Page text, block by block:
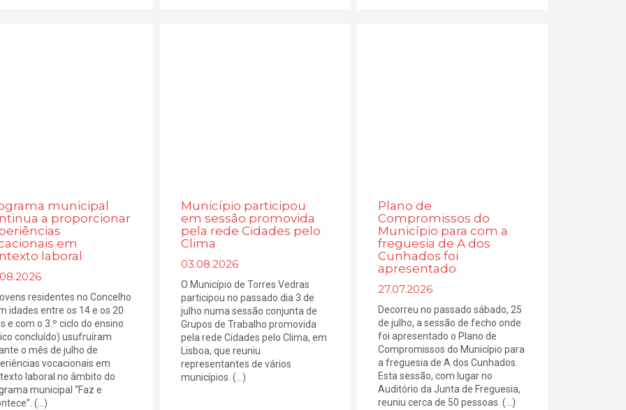
municipal
a proporcionar
em
laboral
residentes no Concelho
idades entre os 14 e os 20
e com o 3.º ciclo do ensino
concluído) usufruíram
o mês de julho de
vocacionais em
laboral no âmbito do
municipal “Faz e
(...)
Município participou
em sessão promovida
pela rede Cidades pelo
Clima
03.08.2026
O Município de Torres Vedras
participou no passado dia 3 de
julho numa sessão conjunta de
Grupos de Trabalho promovida
pela rede Cidades pelo Clima, em
Lisboa, que reuniu
representantes de vários
municípios. (...)
Plano de
Compromissos do
Município para com a
freguesia de A dos
Cunhados foi
apresentado
27.07.2026
Decorreu no passado sábado, 25
de julho, a sessão de fecho onde
foi apresentado o Plano de
Compromissos do Município para
a freguesia de A dos Cunhados.
Esta sessão, com lugar no
Auditório da Junta de Freguesia,
reuniu cerca de 50 pessoas. (...)